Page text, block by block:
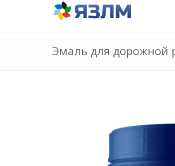
Эмаль для дорожной